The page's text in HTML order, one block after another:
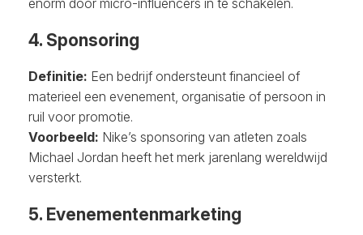
enorm door micro-influencers in te schakelen.
4. Sponsoring
Definitie: Een bedrijf ondersteunt financieel of
materieel een evenement, organisatie of persoon in
ruil voor promotie.
Voorbeeld: Nike’s sponsoring van atleten zoals
Michael Jordan heeft het merk jarenlang wereldwijd
versterkt.
5. Evenementenmarketing